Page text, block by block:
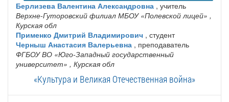
Берлизева Валентина Александровна , учитель
Верхне-Гуторовский филиал МБОУ «Полевской лицей» ,
Курская обл
Применко Дмитрий Владимирович , студент
Черныш Анастасия Валерьевна , преподаватель
ФГБОУ ВО «Юго-Западный государственный
университет» , Курская обл
«Культура и Великая Отечественная война»